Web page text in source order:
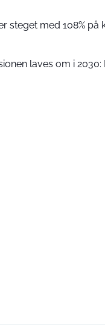
steget med 108% på
laves om i